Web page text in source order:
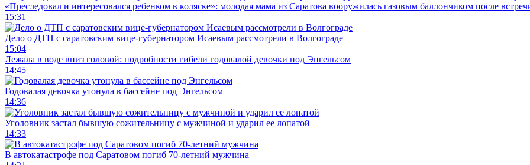
«Преследовал и интересовался ребенком в коляске»: молодая мама из Саратова вооружилась газовым баллончиком после
15:31
Дело о ДТП с саратовским вице-губернатором Исаевым рассмотрели в Волгограде
15:04
Лежала в воде вниз головой: подробности гибели годовалой девочки под Энгельсом
14:45
Годовалая девочка утонула в бассейне под Энгельсом
14:36
Уголовник застал бывшую сожительницу с мужчиной и ударил ее лопатой
14:33
В автокатастрофе под Саратовом погиб 70-летний мужчина